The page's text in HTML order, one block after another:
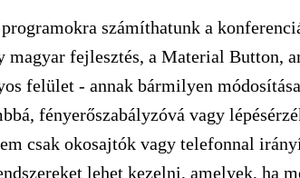
számíthatunk a
magyar fejlesztés, a Material Button,
felület - annak bármilyen
fényerőszabályzóvá vagy
csak okosajtók vagy telefonnal
lehet kezelni, amelyek, ha